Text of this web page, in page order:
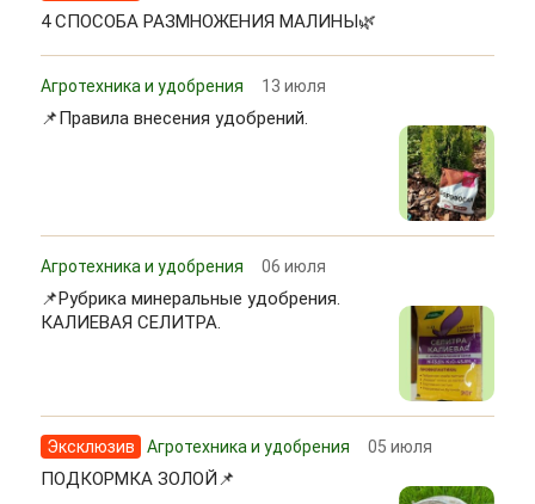
4 СПОСОБА РАЗМНОЖЕНИЯ МАЛИНЫ🌿
Агротехника и удобрения 13 июля
📌Правила внесения удобрений.
Агротехника и удобрения 06 июля
📌Рубрика минеральные удобрения.
КАЛИЕВАЯ СЕЛИТРА.
Эксклюзив Агротехника и удобрения 05 июля
ПОДКОРМКА ЗОЛОЙ📌